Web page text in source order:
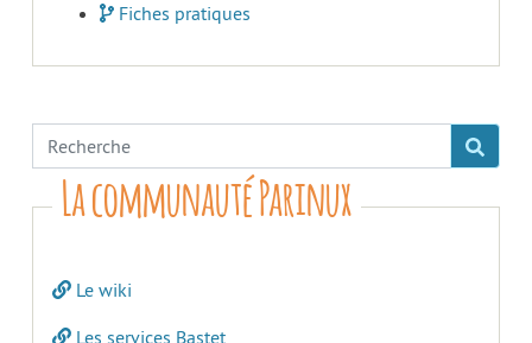
Fiches pratiques
La communauté Parinux
Le wiki
Les services Bastet